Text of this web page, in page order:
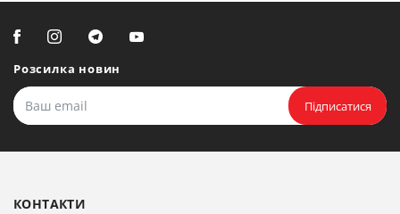
Розсилка новин
Підписатися
КОНТАКТИ